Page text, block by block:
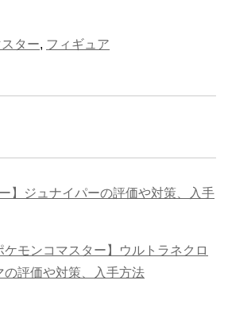
ター, フィギュア
】ジュナイパーの評価や対策、入手
ケモンコマスター】ウルトラネクロ
の評価や対策、入手方法